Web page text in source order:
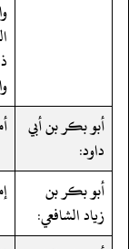
أبو بكر بن أبي
داود:
أبو بكر بن
زياد الشافعي: